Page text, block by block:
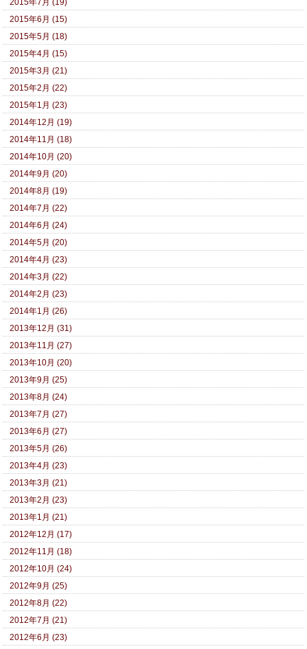
2015年7月 (19)
2015年6月 (15)
2015年5月 (18)
2015年4月 (15)
2015年3月 (21)
2015年2月 (22)
2015年1月 (23)
2014年12月 (19)
2014年11月 (18)
2014年10月 (20)
2014年9月 (20)
2014年8月 (19)
2014年7月 (22)
2014年6月 (24)
2014年5月 (20)
2014年4月 (23)
2014年3月 (22)
2014年2月 (23)
2014年1月 (26)
2013年12月 (31)
2013年11月 (27)
2013年10月 (20)
2013年9月 (25)
2013年8月 (24)
2013年7月 (27)
2013年6月 (27)
2013年5月 (26)
2013年4月 (23)
2013年3月 (21)
2013年2月 (23)
2013年1月 (21)
2012年12月 (17)
2012年11月 (18)
2012年10月 (24)
2012年9月 (25)
2012年8月 (22)
2012年7月 (21)
2012年6月 (23)